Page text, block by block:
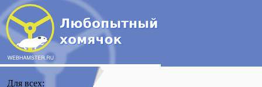
Для всех: